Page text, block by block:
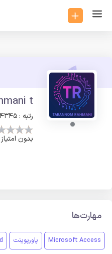
t
رتبه : 144345
بدون امتیاز
مهارت‌ها
Microsoft Access پاورپوینت